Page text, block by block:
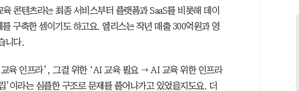
콘텐츠라는 최종 서비스부터 플랫폼과 SaaS를 비롯해 데이
구축한 셈이기도 하고요. 엘리스는 작년 매출 300억원과 영
니다.
육 인프라’, 그걸 위한 ‘AI 교육 필요 → AI 교육 위한 인프라
이라는 심플한 구조로 문제를 풀어나가고 있었을지도요. 더